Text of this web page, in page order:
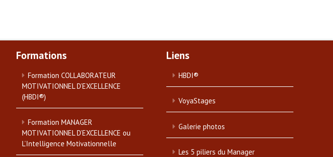
Formations
Formation COLLABORATEUR
MOTIVATIONNEL D’EXCELLENCE
(HBDI®)
Formation MANAGER
MOTIVATIONNEL D’EXCELLENCE ou
L’Intelligence Motivationnelle
Liens
HBDI®
VoyaStages
Galerie photos
Les 5 piliers du Manager